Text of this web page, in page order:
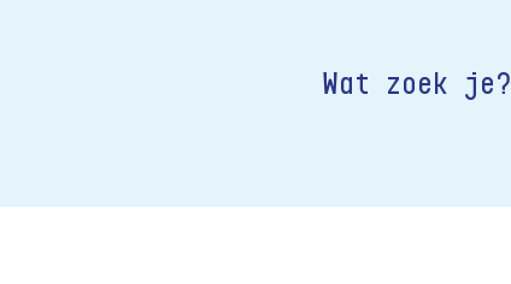
Wat zoek je?